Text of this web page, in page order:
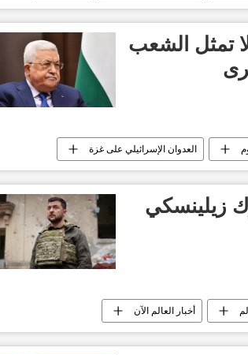
تمثل الشعب
العدوان الإسرائيلي على غزة
زيلينسكي
أخبار العالم الآن